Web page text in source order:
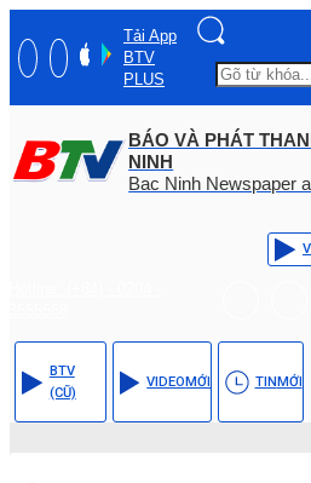
Tải App
BTV
PLUS
BÁO VÀ PHÁT
NINH
Bac Ninh Newspaper
BTV
(CŨ)
VIDEOMỚI TINMỚI